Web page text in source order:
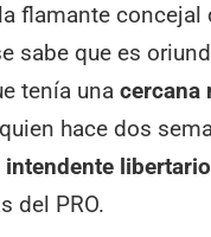
flamante concejal
sabe que es
tenía unacercana
hace dos
intendente libertario
del PRO.